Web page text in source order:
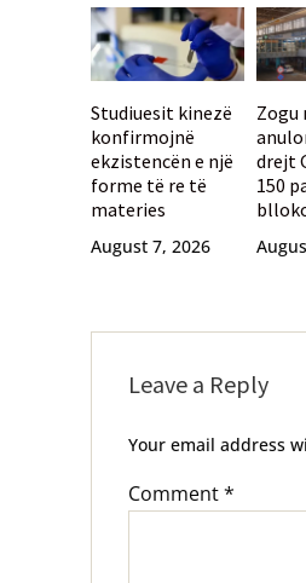
Studiuesit kinezë
konfirmojnë
ekzistencën e një
forme të re të
materies
August 7, 2026
Zogu
drejt
150
Leave a Reply
Your email address
Comment*